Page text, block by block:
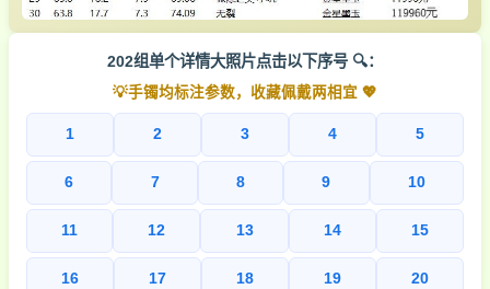
202组单个详情大照片点击以下序号 🔍：
💡手镯均标注参数，收藏佩戴两相宜 💖
1 2 3 4 5
6 7 8 9 10
11 12 13 14 15
16 17 18 19 20